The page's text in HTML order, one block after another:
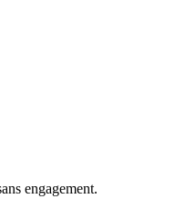
engagement.